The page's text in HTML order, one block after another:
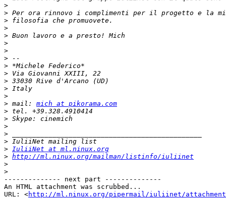
>
>
>
>
>
>
>
>
>
>
>
>
>
> mail: mich at pikorama.com
>
>
>
>
>
> IuliiNet at ml.ninux.org
> http://ml.ninux.org/mailman/listinfo/iuliinet
>
>
-------------- next part --------------
An HTML attachment was scrubbed...
URL: <http://ml.ninux.org/pipermail/iuliinet/attachments/